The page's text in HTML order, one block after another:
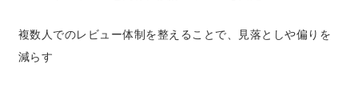
複数人でのレビュー体制を整えることで、見落としや偏りを
減らす